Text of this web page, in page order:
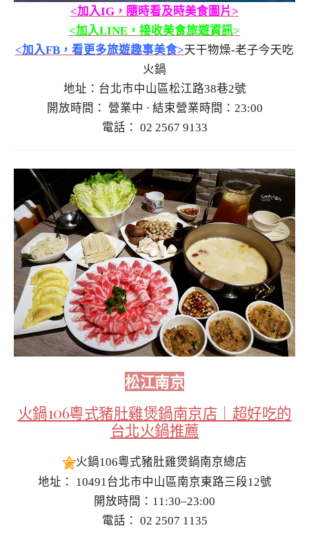
<加入IG，隨時看及時美食圖片>
<加入LINE，接收美食旅遊資訊>
<加入FB，看更多旅遊趣事美食>天干物燥-老子今天吃
火鍋
地址：台北市中山區松江路38巷2號
開放時間： 營業中 ⋅ 結束營業時間：23:00
電話： 02 2567 9133
松江南京
火鍋106粵式豬肚雞煲鍋南京店｜超好吃的
台北火鍋推薦
火鍋106粵式豬肚雞煲鍋南京總店
地址： 10491台北市中山區南京東路三段12號
開放時間：11:30–23:00
電話： 02 2507 1135